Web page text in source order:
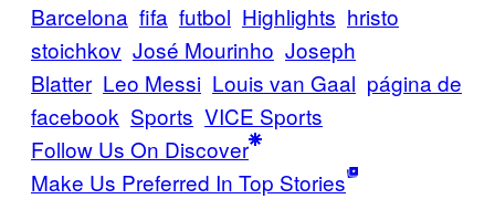
Barcelona fifa futbol Highlights hristo
stoichkov José Mourinho Joseph
Blatter Leo Messi Louis van Gaal página de
facebook Sports VICE Sports
Follow Us On Discover
Make Us Preferred In Top Stories